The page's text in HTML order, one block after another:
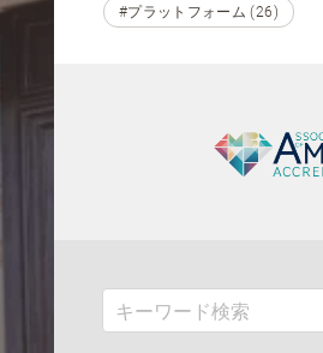
#プラットフォーム (26)